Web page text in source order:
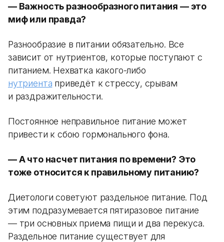
— Важность разнообразного питания — это
миф или правда?
Разнообразие в питании обязательно. Все
зависит от нутриентов, которые поступают с
питанием. Нехватка какого-либо
нутриента приведёт к стрессу, срывам
и раздражительности.
Постоянное неправильное питание может
привести к сбою гормонального фона.
— А что насчет питания по времени? Это
тоже относится к правильному питанию?
Диетологи советуют раздельное питание. Под
этим подразумевается пятиразовое питание
— три основных приема пищи и два перекуса.
Раздельное питание существует для